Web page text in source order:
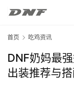
首页 吃鸡资讯
DNF奶妈最
出装推荐与